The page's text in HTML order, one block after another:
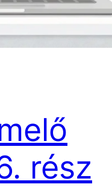
rész